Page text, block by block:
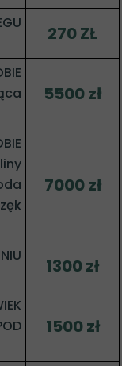
270 ZŁ
5500 zł
7000 zł
1300 zł
1500 zł